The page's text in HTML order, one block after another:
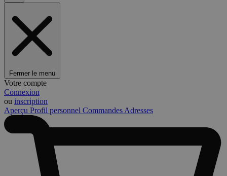
Fermer le menu
Votre compte
Connexion
ou inscription
Aperçu Profil personnel Commandes Adresses